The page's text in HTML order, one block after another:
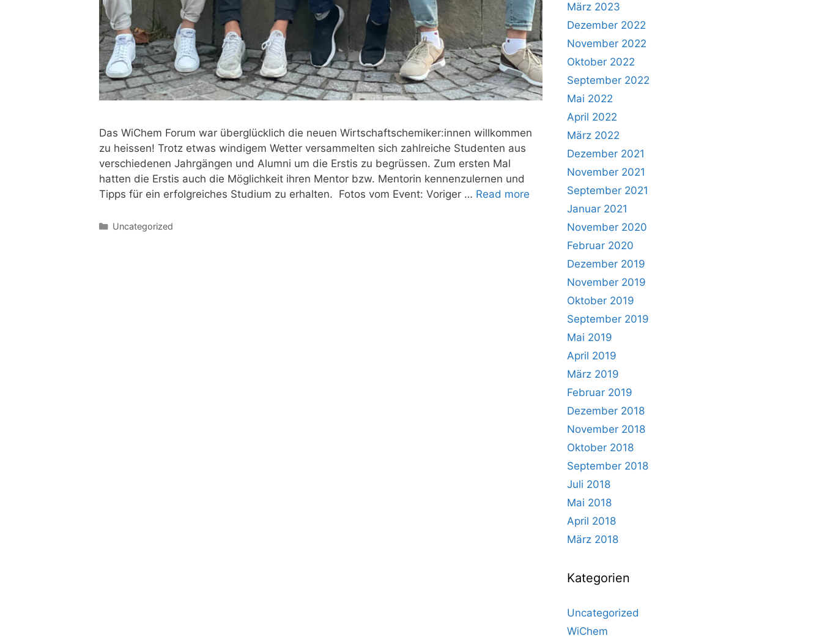
Das WiChem Forum war überglücklich die neuen Wirtschaftschemiker:innen willkommen
zu heissen! Trotz etwas windigem Wetter versammelten sich zahlreiche Studenten aus
verschiedenen Jahrgängen und Alumni um die Erstis zu begrüssen. Zum ersten Mal
hatten die Erstis auch die Möglichkeit ihren Mentor bzw. Mentorin kennenzulernen und
Tipps für ein erfolgreiches Studium zu erhalten. Fotos vom Event: Voriger … Read more
Uncategorized
März 2023
Dezember 2022
November 2022
Oktober 2022
September 2022
Mai 2022
April 2022
März 2022
Dezember 2021
November 2021
September 2021
Januar 2021
November 2020
Februar 2020
Dezember 2019
November 2019
Oktober 2019
September 2019
Mai 2019
April 2019
März 2019
Februar 2019
Dezember 2018
November 2018
Oktober 2018
September 2018
Juli 2018
Mai 2018
April 2018
März 2018
Kategorien
Uncategorized
WiChem